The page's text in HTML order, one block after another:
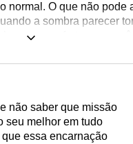
normal. O que não pode
a sombra parecer
o conforto que você
não saber que missão
seu melhor em tudo
essa encarnação